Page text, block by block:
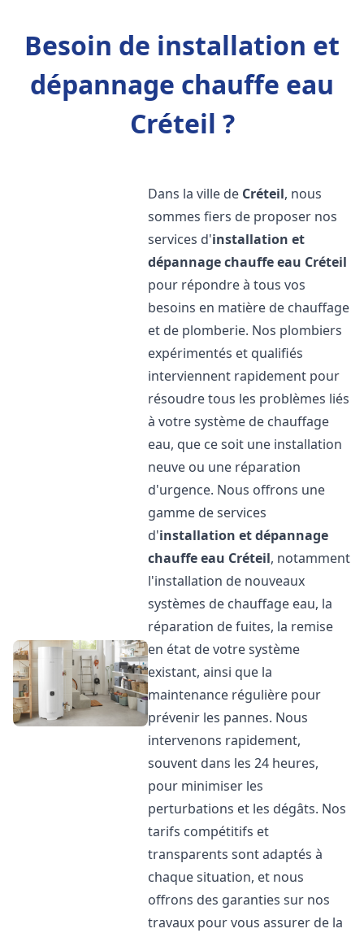
Besoin de installation et
dépannage chauffe eau
Créteil ?
Dans la ville de Créteil, nous
sommes fiers de proposer nos
services d'installation et
dépannage chauffe eau Créteil
pour répondre à tous vos
besoins en matière de chauffage
et de plomberie. Nos plombiers
expérimentés et qualifiés
interviennent rapidement pour
résoudre tous les problèmes liés
à votre système de chauffage
eau, que ce soit une installation
neuve ou une réparation
d'urgence. Nous offrons une
gamme de services
d'installation et dépannage
chauffe eau Créteil, notamment
l'installation de nouveaux
systèmes de chauffage eau, la
réparation de fuites, la remise
en état de votre système
existant, ainsi que la
maintenance régulière pour
prévenir les pannes. Nous
intervenons rapidement,
souvent dans les 24 heures,
pour minimiser les
perturbations et les dégâts. Nos
tarifs compétitifs et
transparents sont adaptés à
chaque situation, et nous
offrons des garanties sur nos
travaux pour vous assurer de la